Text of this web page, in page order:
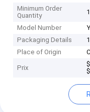
Minimum Order
Quantity
Model Number
Packaging Details
Place of Origin
Prix